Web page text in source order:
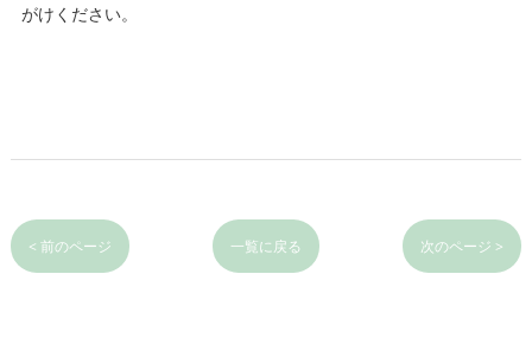
がけください。
< 前のページ 一覧に戻る 次のページ >